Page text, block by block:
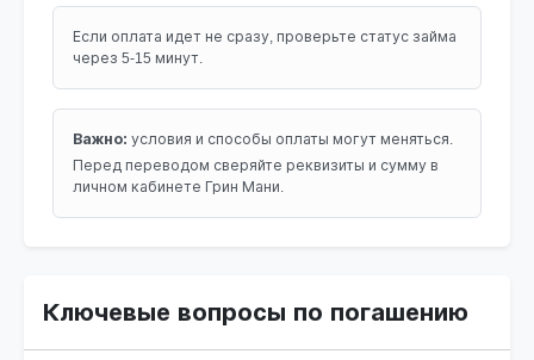
Если оплата идет не сразу, проверьте статус займа
через 5-15 минут.
Важно: условия и способы оплаты могут меняться.
Перед переводом сверяйте реквизиты и сумму в
личном кабинете Грин Мани.
Ключевые вопросы по погашению